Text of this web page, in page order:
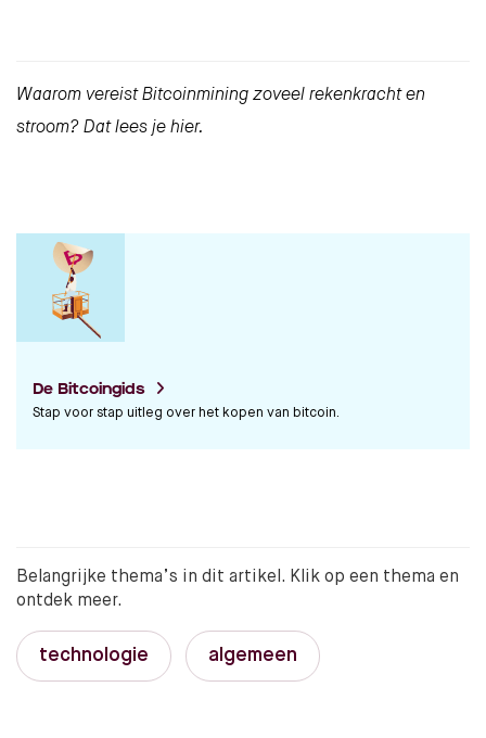
Waarom vereist Bitcoinmining zoveel rekenkracht en
stroom? Dat lees je hier.
De Bitcoingids
Stap voor stap uitleg over het kopen van bitcoin.
Belangrijke thema’s in dit artikel. Klik op een thema en
ontdek meer.
technologie algemeen